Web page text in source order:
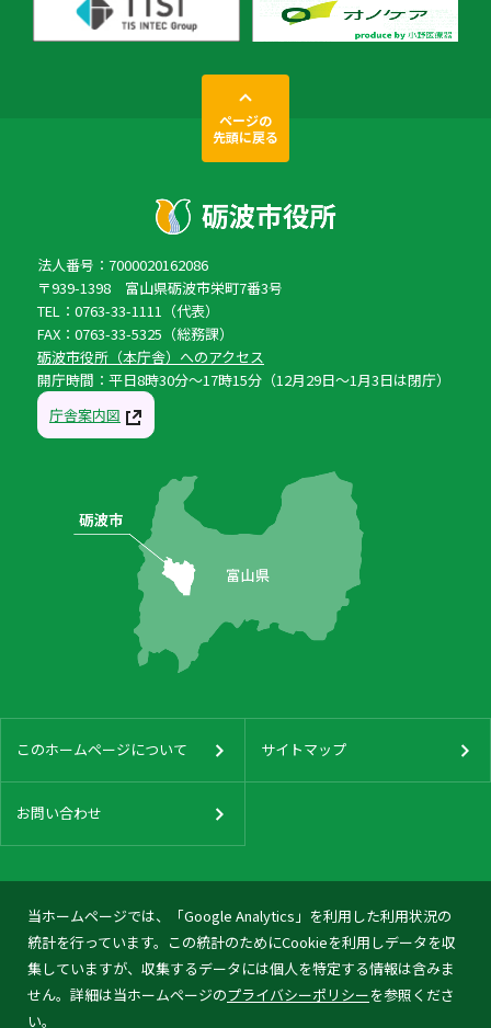
当ホームページでは、「Google Analytics」を利用した利用状況の
統計を行っています。この統計のためにCookieを利用しデータを収
集していますが、収集するデータには個人を特定する情報は含みま
せん。詳細は当ホームページのプライバシーポリシーを参照くださ
い。
ページの
先頭に戻る
法人番号：7000020162086
〒939-1398 富山県砺波市栄町7番3号
TEL：0763-33-1111（代表）
FAX：0763-33-5325（総務課）
砺波市役所（本庁舎）へのアクセス
開庁時間：平日8時30分〜17時15分（12月29日〜1月3日は閉庁）
庁舎案内図
このホームページについて サイトマップ
お問い合わせ